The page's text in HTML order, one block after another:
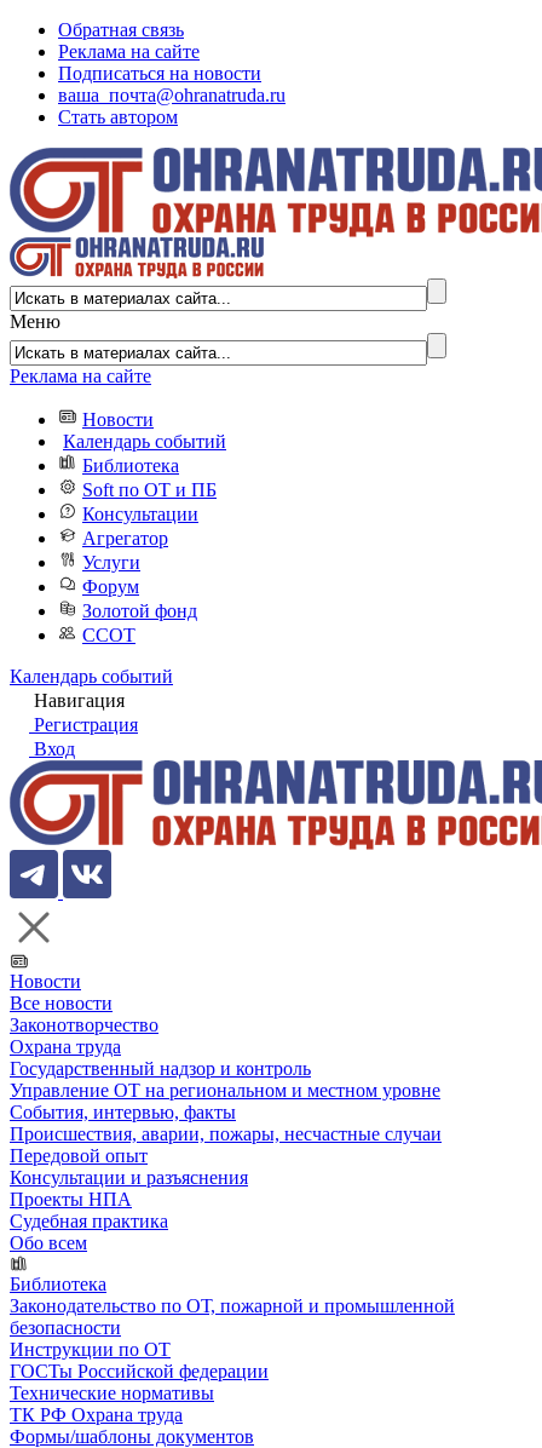
Обратная связь
Реклама на сайте
Подписаться на новости
ваша_почта@ohranatruda.ru
Стать автором
Меню
Реклама на сайте
Новости
Календарь событий
Библиотека
Soft по ОТ и ПБ
Консультации
Агрегатор
Услуги
Форум
Золотой фонд
ССОТ
Календарь событий
Навигация
Регистрация
Вход
Новости
Все новости
Законотворчество
Охрана труда
Государственный надзор и контроль
Управление ОТ на региональном и местном уровне
События, интервью, факты
Происшествия, аварии, пожары, несчастные случаи
Передовой опыт
Консультации и разъяснения
Проекты НПА
Судебная практика
Обо всем
Библиотека
Законодательство по ОТ, пожарной и промышленной
безопасности
Инструкции по ОТ
ГОСТы Российской федерации
Технические нормативы
ТК РФ Охрана труда
Формы/шаблоны документов